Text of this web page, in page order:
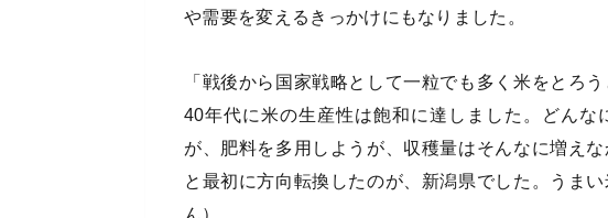
や需要を変えるきっかけにもなりました。
「戦後から国家戦略として一粒でも多く米をとろ
40年代に米の生産性は飽和に達しました。どんな
が、肥料を多用しようが、収穫量はそんなに増え
と最初に方向転換したのが、新潟県でした。うま
ん）